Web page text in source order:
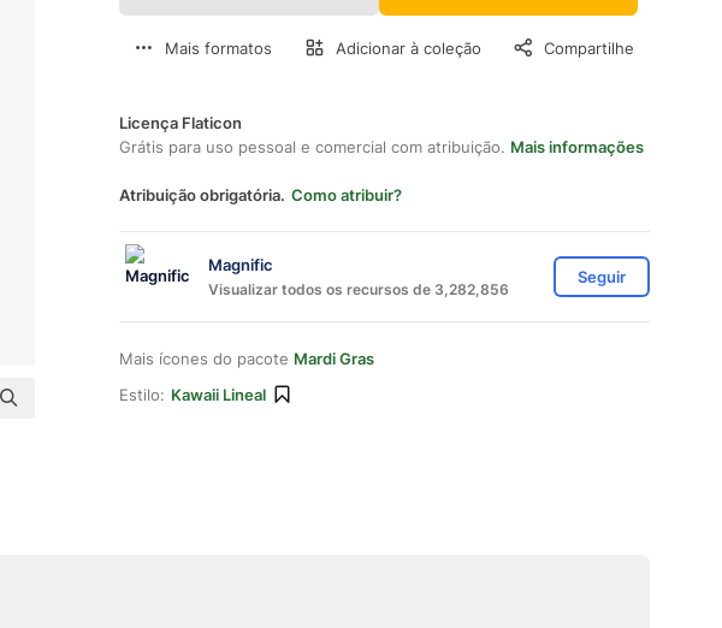
Mais formatos Adicionar à coleção Compartilhe
Licença Flaticon
Grátis para uso pessoal e comercial com atribuição. Mais informações
Atribuição obrigatória. Como atribuir?
Magnific
Visualizar todos os recursos de 3,282,856
Seguir
Mais ícones do pacote Mardi Gras
Estilo: Kawaii Lineal